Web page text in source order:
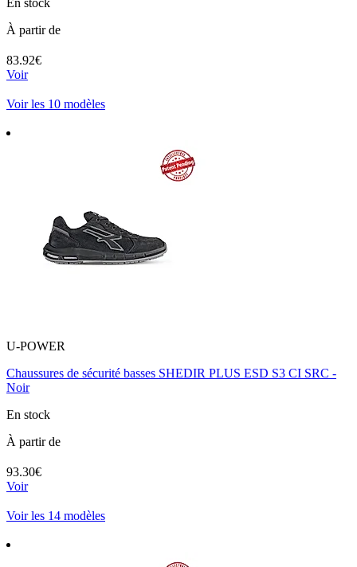
À partir de
83.92€
Voir
Voir les 10 modèles
U-POWER
Chaussures de sécurité basses SHEDIR PLUS ESD S3 CI SRC -
Noir
En stock
À partir de
93.30€
Voir
Voir les 14 modèles